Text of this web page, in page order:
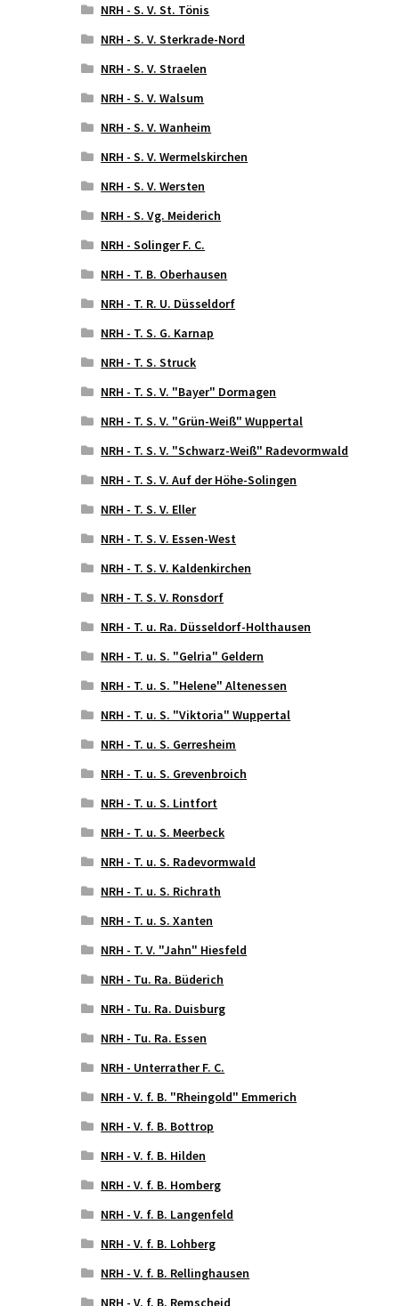
NRH - S. V. St. Tönis
NRH - S. V. Sterkrade-Nord
NRH - S. V. Straelen
NRH - S. V. Walsum
NRH - S. V. Wanheim
NRH - S. V. Wermelskirchen
NRH - S. V. Wersten
NRH - S. Vg. Meiderich
NRH - Solinger F. C.
NRH - T. B. Oberhausen
NRH - T. R. U. Düsseldorf
NRH - T. S. G. Karnap
NRH - T. S. Struck
NRH - T. S. V. "Bayer" Dormagen
NRH - T. S. V. "Grün-Weiß" Wuppertal
NRH - T. S. V. "Schwarz-Weiß" Radevormwald
NRH - T. S. V. Auf der Höhe-Solingen
NRH - T. S. V. Eller
NRH - T. S. V. Essen-West
NRH - T. S. V. Kaldenkirchen
NRH - T. S. V. Ronsdorf
NRH - T. u. Ra. Düsseldorf-Holthausen
NRH - T. u. S. "Gelria" Geldern
NRH - T. u. S. "Helene" Altenessen
NRH - T. u. S. "Viktoria" Wuppertal
NRH - T. u. S. Gerresheim
NRH - T. u. S. Grevenbroich
NRH - T. u. S. Lintfort
NRH - T. u. S. Meerbeck
NRH - T. u. S. Radevormwald
NRH - T. u. S. Richrath
NRH - T. u. S. Xanten
NRH - T. V. "Jahn" Hiesfeld
NRH - Tu. Ra. Büderich
NRH - Tu. Ra. Duisburg
NRH - Tu. Ra. Essen
NRH - Unterrather F. C.
NRH - V. f. B. "Rheingold" Emmerich
NRH - V. f. B. Bottrop
NRH - V. f. B. Hilden
NRH - V. f. B. Homberg
NRH - V. f. B. Langenfeld
NRH - V. f. B. Lohberg
NRH - V. f. B. Rellinghausen
NRH - V. f. B. Remscheid